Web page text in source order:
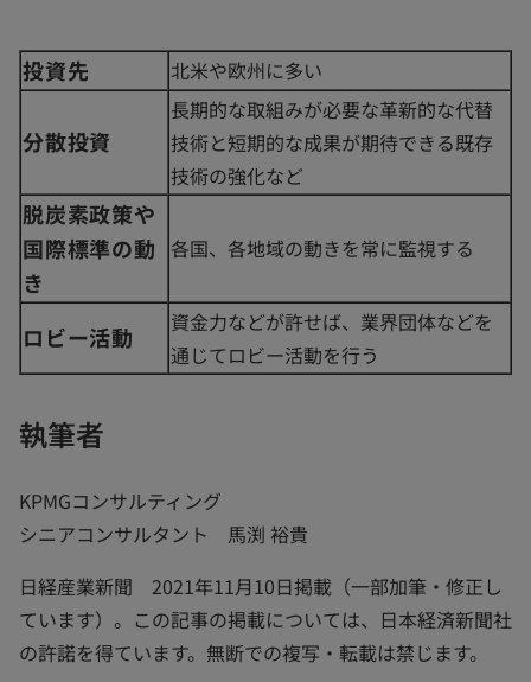
投資先 北米や欧州に多い
分散投資
長期的な取組みが必要な革新的な代替
技術と短期的な成果が期待できる既存
技術の強化など
脱炭素政策や
国際標準の動
き
各国、各地域の動きを常に監視する
ロビー活動
資金力などが許せば、業界団体などを
通じてロビー活動を行う
執筆者
KPMGコンサルティング
シニアコンサルタント 馬渕 裕貴
日経産業新聞 2021年11月10日掲載（一部加筆・修正し
ています）。この記事の掲載については、日本経済新聞社
の許諾を得ています。無断での複写・転載は禁じます。